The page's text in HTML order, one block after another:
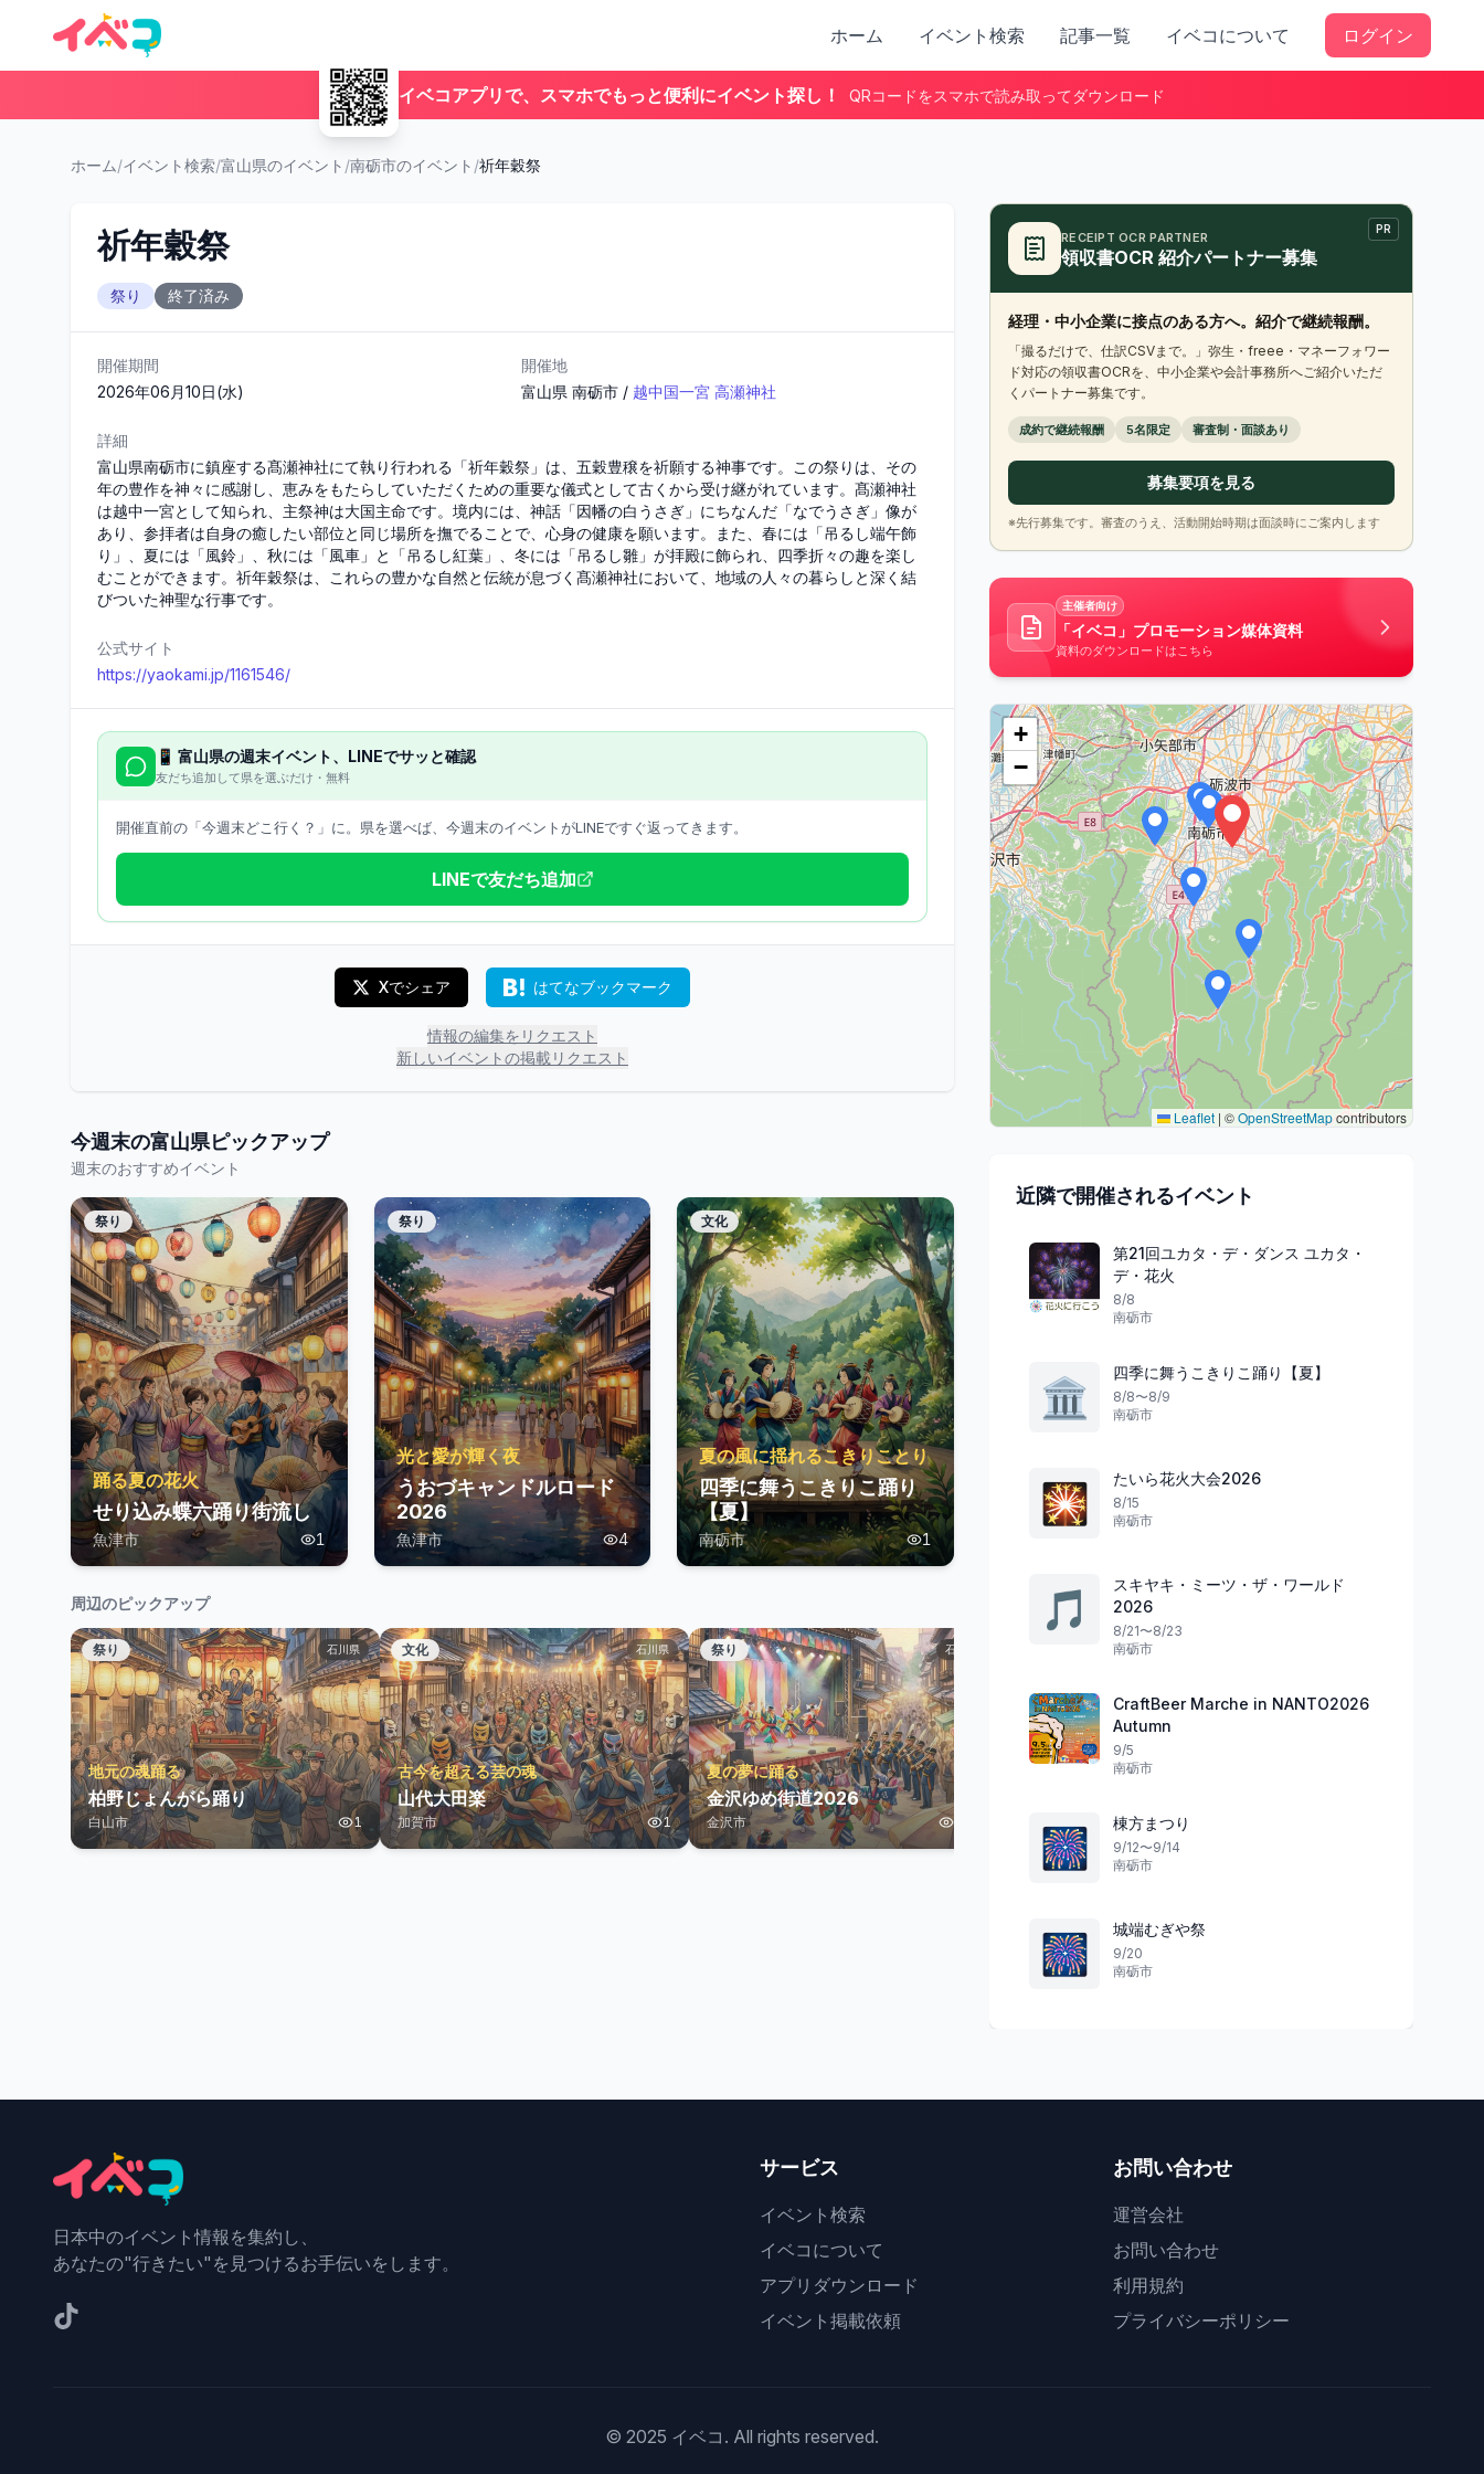
ホーム イベント検索 記事一覧 イベコについて ログイン
イベコアプリで、スマホでもっと便利にイベント探し！ QRコードをスマホで読み取ってダウンロード
ホーム/イベント検索/富山県のイベント /南砺市のイベント /祈年穀祭
祈年穀祭
祭り 終了済み
開催期間
2026年06月10日(水)
開催地
富山県 南砺市 / 越中国一宮 高瀬神社
詳細
富山県南砺市に鎮座する髙瀬神社にて執り行われる「祈年穀祭」は、五穀豊穣を祈願する神事です。この祭りは、その
年の豊作を神々に感謝し、恵みをもたらしていただくための重要な儀式として古くから受け継がれています。髙瀬神社
は越中一宮として知られ、主祭神は大国主命です。境内には、神話「因幡の白うさぎ」にちなんだ「なでうさぎ」像が
あり、参拝者は自身の癒したい部位と同じ場所を撫でることで、心身の健康を願います。また、春には「吊るし端午飾
り」、夏には「風鈴」、秋には「風車」と「吊るし紅葉」、冬には「吊るし雛」が拝殿に飾られ、四季折々の趣を楽し
むことができます。祈年穀祭は、これらの豊かな自然と伝統が息づく髙瀬神社において、地域の人々の暮らしと深く結
びついた神聖な行事です。
公式サイト
https://yaokami.jp/1161546/
📱 富山県の週末イベント、LINEでサッと確認
友だち追加して県を選ぶだけ・無料
開催直前の「今週末どこ行く？」に。県を選べば、今週末のイベントがLINEですぐ返ってきます。
LINEで友だち追加
Xでシェア はてなブックマーク
情報の編集をリクエスト
新しいイベントの掲載リクエスト
今週末の富山県ピックアップ
週末のおすすめイベント
祭り
踊る夏の花火
せり込み蝶六踊り街流し
魚津市 1
祭り
光と愛が輝く夜
うおづキャンドルロード
2026
魚津市 4
文化
夏の風に揺れるこきりことり
四季に舞うこきりこ踊り
【夏】
南砺市 1
周辺のピックアップ
祭り 石川県
地元の魂踊る
柏野じょんがら踊り
白山市 1
文化 石川県
古今を超える芸の魂
山代大田楽
加賀市 1
祭り 石川県
夏の夢に踊る
金沢ゆめ街道2026
金沢市
伝統は変わらず未来は輝く
PR
RECEIPT OCR PARTNER
領収書OCR 紹介パートナー募集
経理・中小企業に接点のある方へ。紹介で継続報酬。
「撮るだけで、仕訳CSVまで。」弥生・freee・マネーフォワー
ド対応の領収書OCRを、中小企業や会計事務所へご紹介いただ
くパートナー募集です。
成約で継続報酬 5名限定 審査制・面談あり
募集要項を見る
※先行募集です。審査のうえ、活動開始時期は面談時にご案内します
主催者向け
「イベコ」プロモーション媒体資料
資料のダウンロードはこちら
+
−
Leaflet | ©OpenStreetMapcontributors
近隣で開催されるイベント
第21回ユカタ・デ・ダンス ユカタ・
デ・花火
8/8
南砺市
🏛️
四季に舞うこきりこ踊り【夏】
8/8〜8/9
南砺市
🎇
たいら花火大会2026
8/15
南砺市
🎵
スキヤキ・ミーツ・ザ・ワールド
2026
8/21〜8/23
南砺市
CraftBeer Marche in NANTO2026
Autumn
9/5
南砺市
🎆
棟方まつり
9/12〜9/14
南砺市
🎆
城端むぎや祭
9/20
南砺市
日本中のイベント情報を集約し、
あなたの"行きたい"を見つけるお手伝いをします。
サービス
イベント検索
イベコについて
アプリダウンロード
イベント掲載依頼
お問い合わせ
運営会社
お問い合わせ
利用規約
プライバシーポリシー
© 2025 イベコ. All rights reserved.